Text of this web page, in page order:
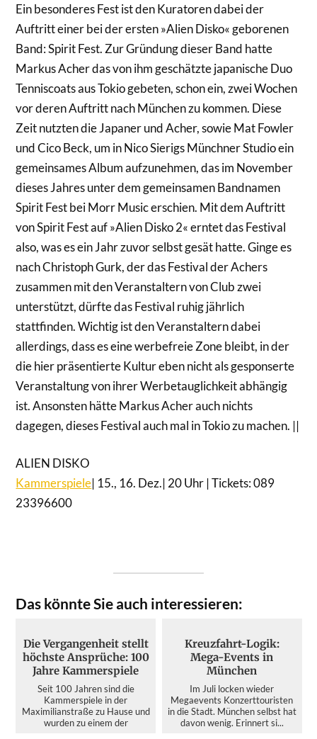
Ein besonderes Fest ist den Kuratoren dabei der
Auftritt einer bei der ersten »Alien Disko« geborenen
Band: Spirit Fest. Zur Gründung dieser Band hatte
Markus Acher das von ihm geschätzte japanische Duo
Tenniscoats aus Tokio gebeten, schon ein, zwei Wochen
vor deren Auftritt nach München zu kommen. Diese
Zeit nutzten die Japaner und Acher, sowie Mat Fowler
und Cico Beck, um in Nico Sierigs Münchner Studio ein
gemeinsames Album aufzunehmen, das im November
dieses Jahres unter dem gemeinsamen Bandnamen
Spirit Fest bei Morr Music erschien. Mit dem Auftritt
von Spirit Fest auf »Alien Disko 2« erntet das Festival
also, was es ein Jahr zuvor selbst gesät hatte. Ginge es
nach Christoph Gurk, der das Festival der Achers
zusammen mit den Veranstaltern von Club zwei
unterstützt, dürfte das Festival ruhig jährlich
stattfinden. Wichtig ist den Veranstaltern dabei
allerdings, dass es eine werbefreie Zone bleibt, in der
die hier präsentierte Kultur eben nicht als gesponserte
Veranstaltung von ihrer Werbetauglichkeit abhängig
ist. Ansonsten hätte Markus Acher auch nichts
dagegen, dieses Festival auch mal in Tokio zu machen. ||
ALIEN DISKO
Kammerspiele| 15., 16. Dez.| 20 Uhr | Tickets: 089
23396600
Das könnte Sie auch interessieren:
Die Vergangenheit stellt
höchste Ansprüche: 100
Jahre Kammerspiele
Seit 100 Jahren sind die
Kammerspiele in der
Maximilianstraße zu Hause und
wurden zu einem der
Kreuzfahrt-Logik:
Mega-Events in
München
Im Juli locken wieder
Megaevents Konzerttouristen
in die Stadt. München selbst hat
davon wenig. Erinnert si...